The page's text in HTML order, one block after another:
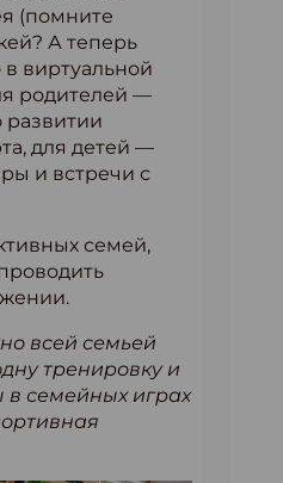
(помните
А теперь
в виртуальной
родителей —
развитии
для детей —
и встречи с
семей,
всей семьей
тренировку и
в семейных играх